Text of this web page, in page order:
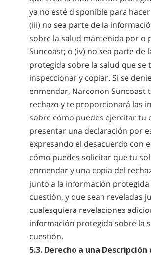
ya no esté disponible para
(iii) no sea parte de la
sobre la salud mantenida por o
Suncoast; o (iv) no sea parte de
protegida sobre la salud que se
inspeccionar y copiar. Si se
enmendar, Narconon Suncoast
rechazo y te proporcionará las
sobre cómo puedes ejercitar tu
presentar una declaración por
expresando el desacuerdo con
cómo puedes solicitar que tu
enmendar y una copia del
junto a la información protegida
cuestión, y que sean reveladas
cualesquiera revelaciones
información protegida sobre la
cuestión.
5.3. Derecho a una Descripción